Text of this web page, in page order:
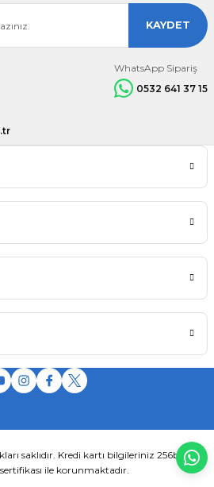
KAYDET
WhatsApp Sipariş
0532 641 37 15
saklıdır. Kredi kartı bilgileriniz 256bit SSL
sertifikası ile korunmaktadır.